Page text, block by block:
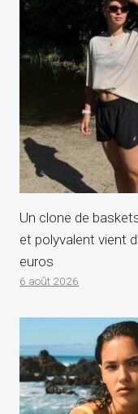
Un clone de
et polyvalent vient
euros
6 août 2026